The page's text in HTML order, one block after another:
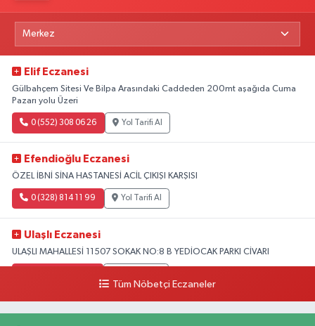
Elif Eczanesi
Gülbahçem Sitesi Ve Bilpa Arasındaki Caddeden 200mt aşağıda Cuma
Pazarı yolu Üzeri
0 (552) 308 06 26 Yol Tarifi Al
Efendioğlu Eczanesi
ÖZEL İBNİ SİNA HASTANESİ ACİL ÇIKIŞI KARŞISI
0 (328) 814 11 99 Yol Tarifi Al
Ulaşlı Eczanesi
ULAŞLI MAHALLESİ 11507 SOKAK NO:8 B YEDİOCAK PARKI CİVARI
Tüm Nöbetçi Eczaneler